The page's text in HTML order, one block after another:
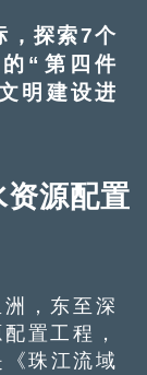
探索7个
“第四件
明建设进
源配置
，东至深
置工程，
珠江流域